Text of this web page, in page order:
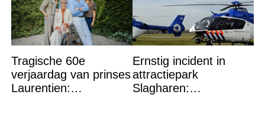
Tragische 60e
verjaardag van prinses
Laurentien:
Ernstig incident in
attractiepark
Slagharen: